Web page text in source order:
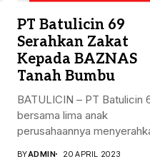
PT Batulicin 69
Serahkan Zakat
Kepada BAZNAS
Tanah Bumbu
BATULICIN – PT Batulicin
bersama lima anak
perusahaannya
BYADMIN 20 APRIL 2023